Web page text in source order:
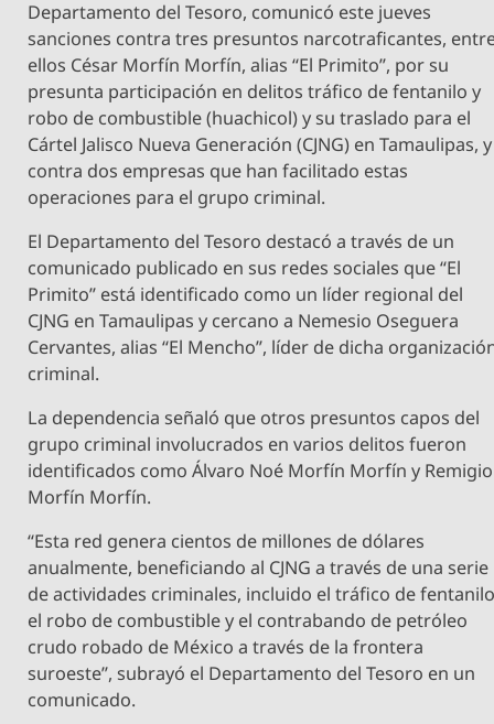
Departamento del Tesoro, comunicó este jueves
sanciones contra tres presuntos narcotraficantes,
ellos César Morfín Morfín, alias “El Primito”, por su
presunta participación en delitos tráfico de fentanilo y
robo de combustible (huachicol) y su traslado para el
Cártel Jalisco Nueva Generación (CJNG) en Tamaulipas, y
contra dos empresas que han facilitado estas
operaciones para el grupo criminal.
El Departamento del Tesoro destacó a través de un
comunicado publicado en sus redes sociales que “El
Primito” está identificado como un líder regional del
CJNG en Tamaulipas y cercano a Nemesio Oseguera
Cervantes, alias “El Mencho”, líder de dicha
criminal.
La dependencia señaló que otros presuntos capos del
grupo criminal involucrados en varios delitos fueron
identificados como Álvaro Noé Morfín Morfín y Remigio
Morfín Morfín.
“Esta red genera cientos de millones de dólares
anualmente, beneficiando al CJNG a través de una serie
de actividades criminales, incluido el tráfico de
el robo de combustible y el contrabando de petróleo
crudo robado de México a través de la frontera
suroeste”, subrayó el Departamento del Tesoro en un
comunicado.